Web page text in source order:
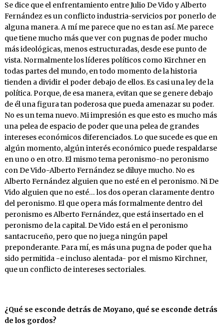
Se dice que el enfrentamiento entre Julio De Vido y Alberto
Fernández es un conflicto industria-servicios por ponerlo de
alguna manera. A mí me parece que no es tan así. Me parece
que tiene mucho más que ver con pugnas de poder mucho
más ideológicas, menos estructuradas, desde ese punto de
vista. Normalmente los líderes políticos como Kirchner en
todas partes del mundo, en todo momento de la historia
tienden a dividir el poder debajo de ellos. Es casi una ley de la
política. Porque, de esa manera, evitan que se genere debajo
de él una figura tan poderosa que pueda amenazar su poder.
No es un tema nuevo. Mi impresión es que esto es mucho más
una pelea de espacio de poder que una pelea de grandes
intereses económicos diferenciados. Lo que sucede es que en
algún momento, algún interés económico puede respaldarse
en uno o en otro. El mismo tema peronismo-no peronismo
con De Vido-Alberto Fernández se diluye mucho. No es
Alberto Fernández alguien que no esté en el peronismo. Ni De
Vido alguien que no esté… los dos operan claramente dentro
del peronismo. El que opera más formalmente dentro del
peronismo es Alberto Fernández, que está insertado en el
peronismo de la capital. De Vido está en el peronismo
santacruceño, pero que no juega ningún papel
preponderante. Para mí, es más una pugna de poder que ha
sido permitida -e incluso alentada- por el mismo Kirchner,
que un conflicto de intereses sectoriales.
¿Qué se esconde detrás de Moyano, qué se esconde detrás
de los gordos?